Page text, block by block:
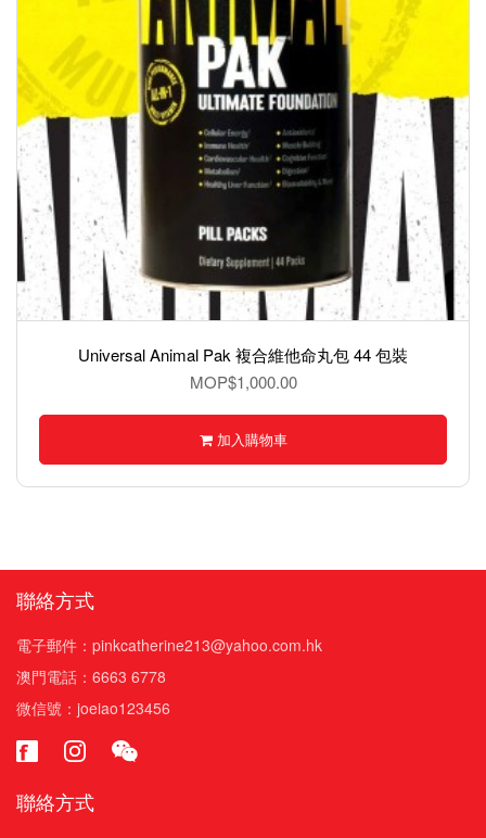
Universal Animal Pak 複合維他命丸包 44 包裝
MOP$1,000.00
加入購物車
聯絡方式
電子郵件：pinkcatherine213@yahoo.com.hk
澳門電話：6663 6778
微信號：joeiao123456
聯絡方式